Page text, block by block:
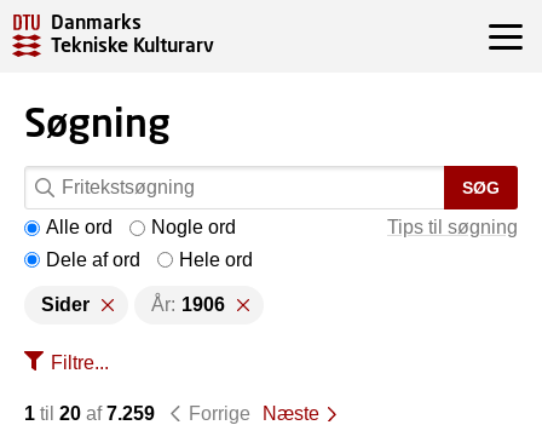
Danmarks
Tekniske Kulturarv
Søgning
SØG
Tips til søgning
Alle ord
Nogle ord
Dele af ord
Hele ord
Sider År: 1906
Filtre...
1 til 20 af7.259 Forrige Næste